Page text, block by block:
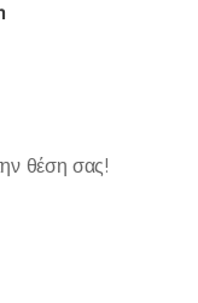
θέση σας!